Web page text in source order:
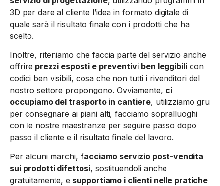
3D per dare al cliente l’idea in formato digitale di
quale sarà il risultato finale con i prodotti che ha
scelto.
Inoltre, riteniamo che faccia parte del servizio anche
offrire prezzi esposti e preventivi ben leggibili con
codici ben visibili, cosa che non tutti i rivenditori del
nostro settore propongono. Ovviamente, ci
occupiamo del trasporto in cantiere, utilizziamo gru
per consegnare ai piani alti, facciamo sopralluoghi
con le nostre maestranze per seguire passo dopo
passo il cliente e il risultato finale del lavoro.
Per alcuni marchi, facciamo servizio post-vendita
sui prodotti difettosi, sostituendoli anche
gratuitamente, e supportiamo i clienti nelle pratiche